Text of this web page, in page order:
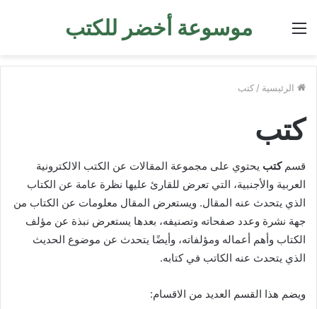
موسوعة أخضر للكتب القائمة
الرئيسية / كتب
كتب
قسمكتب يحتوي على مجموعة المقالات عن الكتب الالكترونية
العربية والأجنبية، التي تعرض للقارئ عليها نظرة عامة عن الكتاب
الذي يتحدث عنه المقال. ويستعرض المقال معلومات عن الكتاب من
جهة نشرة وعدد صفحاته وتصنيفه، بعدها يستعرض نبذة عن مؤلف
الكتاب وأهم أعماله ومؤلفاته، وأيضًا يتحدث عن موضوع الحديث
الذي يتحدث عنه الكاتب في كتابه.
ويضم هذا القسم العديد من الاقسام: